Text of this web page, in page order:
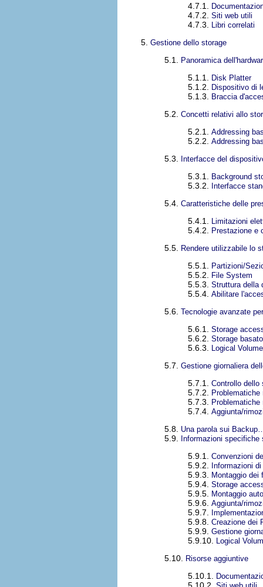
4.7.1.
4.7.2. Siti web utili
4.7.3. Libri correlati
5. Gestione dello storage
5.1. Panoramica
5.1.1. Disk Platter
5.1.2. Dispositivo di
5.1.3. Braccia
5.2. Concetti relativi allo
5.2.1. Addressing
5.2.2. Addressing
5.3. Interfacce del
5.3.1. Background
5.3.2. Interfacce
5.4. Caratteristiche delle
5.4.1. Limitazioni
5.4.2. Prestazione e
5.5. Rendere utilizzabile lo
5.5.1. Partizioni/
5.5.2. File System
5.5.3. Struttura della
5.5.4. Abilitare
5.6. Tecnologie avanzate
5.6.1. Storage
5.6.2. Storage
5.6.3. Logical
5.7. Gestione giornaliera
5.7.1. Controllo dello
5.7.2.
5.7.3.
5.7.4. Aggiunta/
5.8. Una parola sui
5.9. Informazioni specifiche
5.9.1. Convenzioni
5.9.2. Informazioni
5.9.3. Montaggio dei
5.9.4. Storage
5.9.5. Montaggio
5.9.6. Aggiunta/
5.9.7.
5.9.8. Creazione dei
5.9.9. Gestione
5.9.10. Logical
5.10. Risorse aggiuntive
5.10.1.
5.10.2.